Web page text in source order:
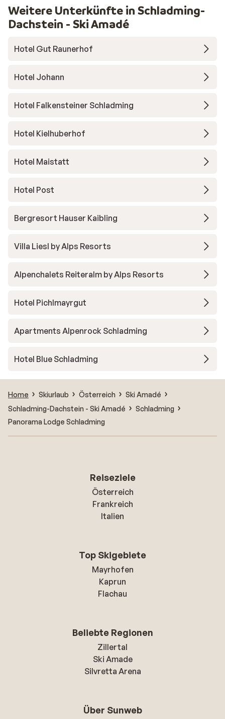
Weitere Unterkünfte in Schladming-
Dachstein - Ski Amadé
Hotel Gut Raunerhof
Hotel Johann
Hotel Falkensteiner Schladming
Hotel Kielhuberhof
Hotel Maistatt
Hotel Post
Bergresort Hauser Kaibling
Villa Liesl by Alps Resorts
Alpenchalets Reiteralm by Alps Resorts
Hotel Pichlmayrgut
Apartments Alpenrock Schladming
Hotel Blue Schladming
Home Skiurlaub Österreich
Ski Amadé
Schladming-Dachstein - Ski Amadé
Schladming
Panorama Lodge Schladming
Reiseziele
Österreich
Frankreich
Italien
Top Skigebiete
Mayrhofen
Kaprun
Flachau
Beliebte Regionen
Zillertal
Ski Amade
Silvretta Arena
Über Sunweb